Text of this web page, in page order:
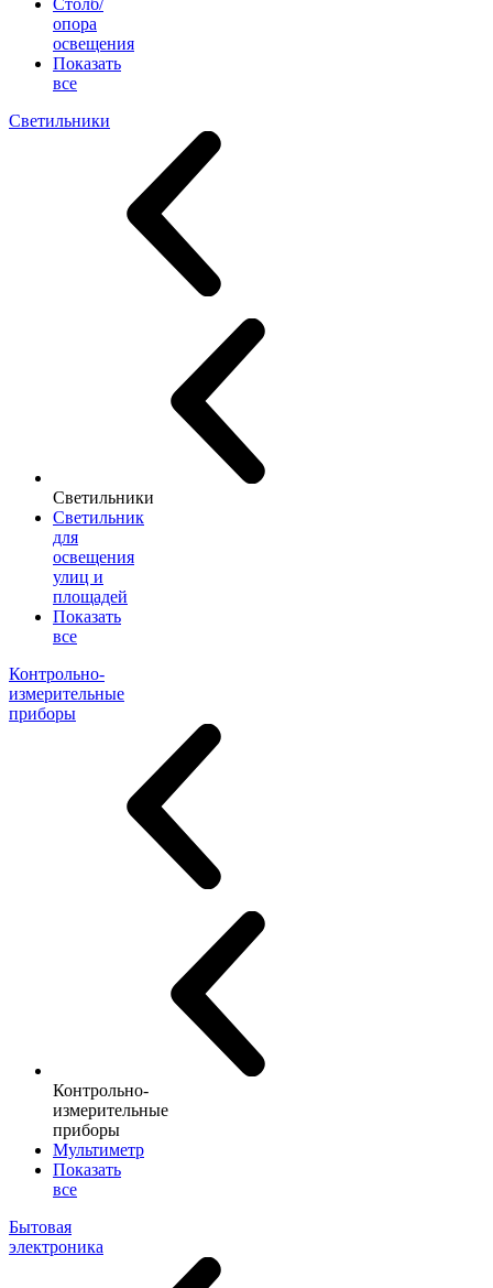
Столб/
опора
освещения
Показать
все
Светильники
Светильники
Светильник
для
освещения
улиц и
площадей
Показать
все
Контрольно-
измерительные
приборы
Контрольно-
измерительные
приборы
Мультиметр
Показать
все
Бытовая
электроника